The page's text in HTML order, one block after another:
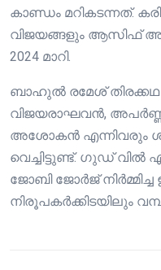
കാണ്ഡം മറികടന്നത്.
വിജയങ്ങളും ആസിഫ്
2024 മാറി.
ബാഹുൽ രമേശ് തിരക്കഥ
വിജയരാഘവൻ,
അശോകൻ എന്നിവരും
വെച്ചിട്ടുണ്ട്. ഗുഡ് വിൽ
ജോബി ജോർജ് നിർമ്മിച്ച
നിരൂപകർക്കിടയിലും